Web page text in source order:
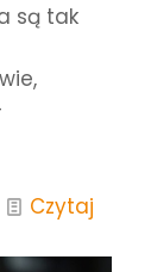
są tak
Czytaj